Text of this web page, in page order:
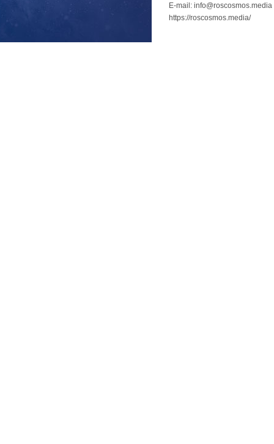
E-mail: info@roscosmos.media
https://roscosmos.media/